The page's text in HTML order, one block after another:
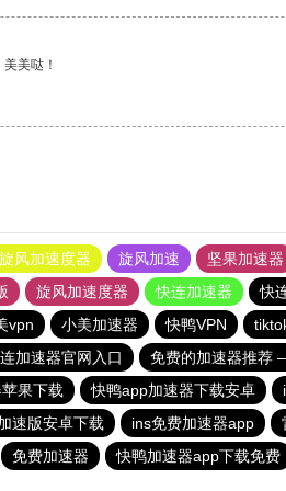
美哒！
旋风加速度器 旋风加速 坚果加速器
旋风加速度器 快连加速器 快
vpn 小美加速器 快鸭VPN
加速器官网入口 免费的加速器推荐
果下载 快鸭app加速器下载安卓
速版安卓下载 ins免费加速器app
免费加速器 快鸭加速器app下载免费